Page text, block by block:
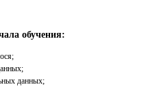
обучения:
данных;